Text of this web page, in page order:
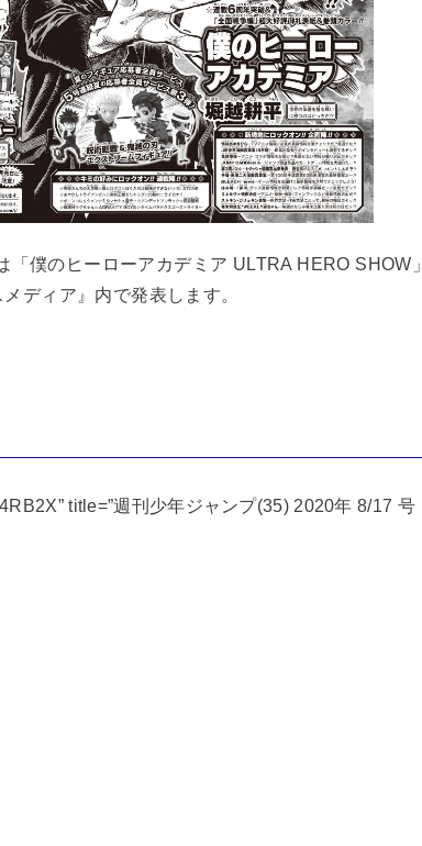
僕のヒーローアカデミア ULTRA HERO SHOW」
ディア』内で発表します。
title=”週刊少年ジャンプ(35) 2020年 8/17 号